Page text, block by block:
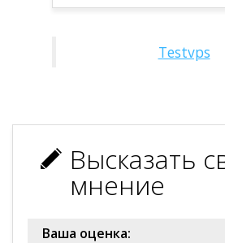
Testvps
Высказать
мнение
Ваша оценка: